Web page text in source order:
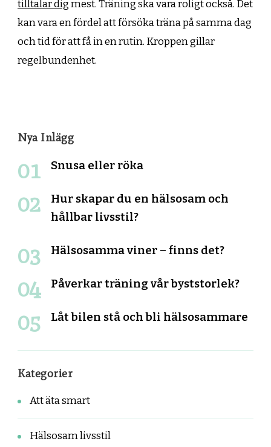
tilltalar digmest. Träning ska vara roligt också. Det
kan vara en fördel att försöka träna på samma dag
och tid för att få in en rutin. Kroppen gillar
regelbundenhet.
Nya Inlägg
Snusa eller röka
Hur skapar du en hälsosam och
hållbar livsstil?
Hälsosamma viner – finns det?
Påverkar träning vår byststorlek?
Låt bilen stå och bli hälsosammare
Kategorier
Att äta smart
Hälsosam livsstil